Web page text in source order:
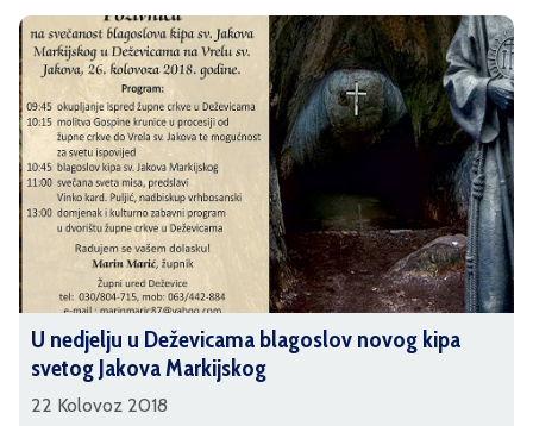
U nedjelju u Deževicama blagoslov novog kipa
svetog Jakova Markijskog
22 Kolovoz 2018